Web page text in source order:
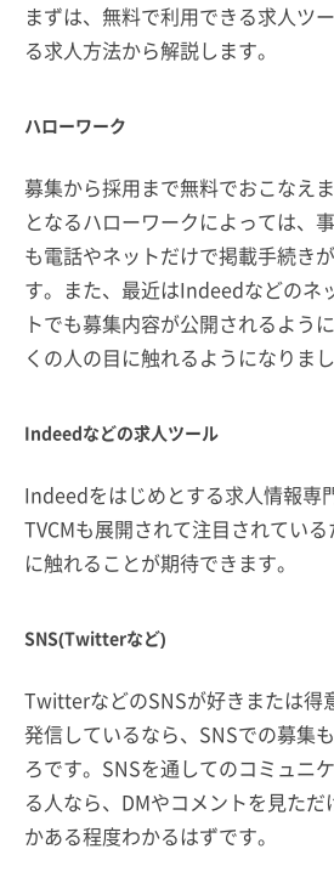
まずは、無料で利用できる求人ツ
る求人方法から解説します。
ハローワーク
募集から採用まで無料でおこなえ
となるハローワークによっては、
も電話やネットだけで掲載手続き
す。また、最近はIndeedなどのネ
トでも募集内容が公開されるよう
くの人の目に触れるようになりまし
Indeedなどの求人ツール
Indeedをはじめとする求人情報専
TVCMも展開されて注目されてい
に触れることが期待できます。
SNS(Twitterなど)
TwitterなどのSNSが好きまたは得
発信しているなら、SNSでの募集
ろです。SNSを通してのコミュニ
る人なら、DMやコメントを見た
かある程度わかるはずです。